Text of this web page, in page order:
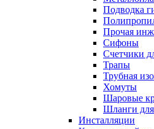
Подводка
Прочая
Сифоны
Счетчики
Трапы
Трубная
Хомуты
Шаровые
Шланги
Инсталляции